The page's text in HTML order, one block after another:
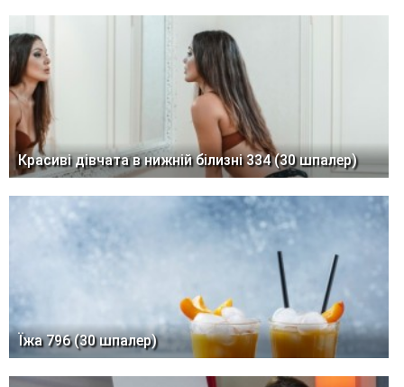
Красиві дівчата в нижній білизні 334 (30 шпалер)
Їжа 796 (30 шпалер)